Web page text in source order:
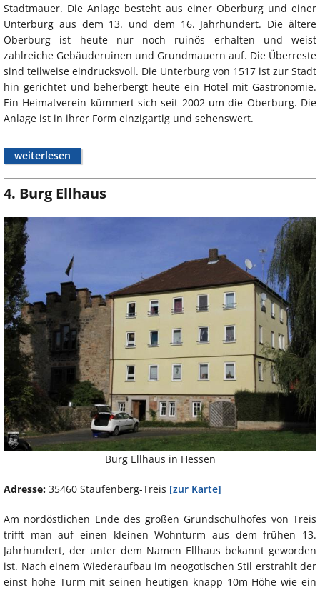
Stadtmauer. Die Anlage besteht aus einer Oberburg und einer
Unterburg aus dem 13. und dem 16. Jahrhundert. Die ältere
Oberburg ist heute nur noch ruinös erhalten und weist
zahlreiche Gebäuderuinen und Grundmauern auf. Die Überreste
sind teilweise eindrucksvoll. Die Unterburg von 1517 ist zur Stadt
hin gerichtet und beherbergt heute ein Hotel mit Gastronomie.
Ein Heimatverein kümmert sich seit 2002 um die Oberburg. Die
Anlage ist in ihrer Form einzigartig und sehenswert.
weiterlesen
4. Burg Ellhaus
Burg Ellhaus in Hessen
Adresse: 35460 Staufenberg-Treis [zur Karte]
Am nordöstlichen Ende des großen Grundschulhofes von Treis
trifft man auf einen kleinen Wohnturm aus dem frühen 13.
Jahrhundert, der unter dem Namen Ellhaus bekannt geworden
ist. Nach einem Wiederaufbau im neogotischen Stil erstrahlt der
einst hohe Turm mit seinen heutigen knapp 10m Höhe wie ein